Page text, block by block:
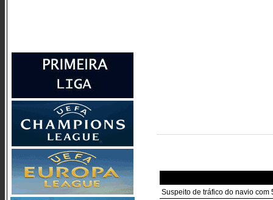
Suspeito de tráfico do navio